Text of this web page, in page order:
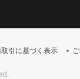
引に基づく表示